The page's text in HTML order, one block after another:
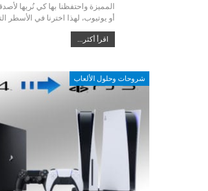
المميزة واحتفظنا بها كي نُريها
أو يوتيوب، لهذا اخترنا في الأسطر
اقرأ أكثر...
شروحات وحلول الألعاب